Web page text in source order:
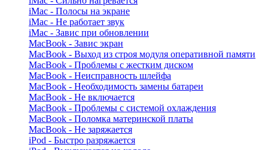
iMac - Полосы на экране
iMac - Не работает звук
iMac - Завис при обновлении
MacBook - Завис экран
MacBook - Выход из строя модуля оперативной памяти
MacBook - Проблемы с жестким диском
MacBook - Неисправность шлейфа
MacBook - Необходимость замены батареи
MacBook - Не включается
MacBook - Проблемы с системой охлаждения
MacBook - Поломка материнской платы
MacBook - Не заряжается
iPod - Быстро разряжается